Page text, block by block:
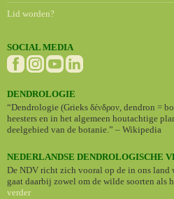
Lid worden?
SOCIAL MEDIA
DENDROLOGIE
“Dendrologie (Grieks δένδρον, dendron =
heesters en in het algemeen houtachtige
deelgebied van de botanie.” – Wikipedia
NEDERLANDSE DENDROLOGISCHE
De NDV richt zich vooral op de in ons land
gaat daarbij zowel om de wilde soorten als
verder